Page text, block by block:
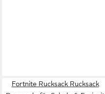
Fortnite Rucksack Rucksack